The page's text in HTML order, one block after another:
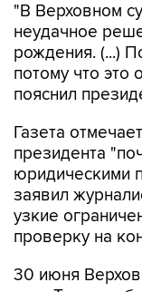
"В Верховном
неудачное
рождения. (...)
потому что это
пояснил
Газета
президента
юридическими
заявил
узкие
проверку на
30 июня